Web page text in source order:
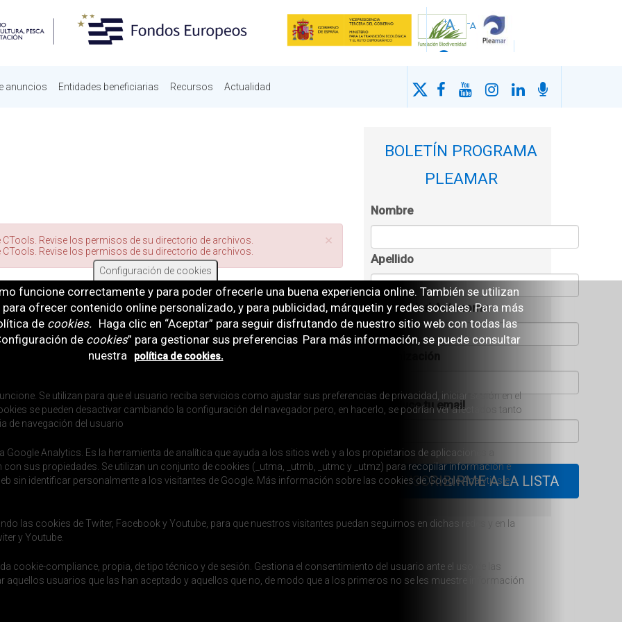
anuncios Entidades beneficiarias Recursos Actualidad
×
Revise los permisos de su directorio de archivos.
Revise los permisos de su directorio de archivos.
y resultados).
BOLETÍN PROGRAMA
PLEAMAR
Nombre
Apellido
Comunidad Autonoma
Introduce tu email
Configuración de cookies
funcione correctamente y para poder ofrecerle una buena experiencia online. También se utilizan
ofrecer contenido online personalizado, y para publicidad, márquetin y redes sociales. Para más
de cookies. Haga clic en “Aceptar” para seguir disfrutando de nuestro sitio web con todas las
de cookies” para gestionar sus preferencias Para más información, se puede consultar
nuestra
política de cookies.
Se utilizan para que el usuario reciba servicios como ajustar sus preferencias de privacidad, iniciar sesión en el
se pueden desactivar cambiando la configuración del navegador pero, en hacerlo, se podrían ver afectados tanto
de navegación del usuario
Google Analytics. Es la herramienta de analítica que ayuda a los sitios web y a los propietarios de aplicaciones a
sus propiedades. Se utilizan un conjunto de cookies (_utma, _utmb, _utmc y _utmz) para recopilar información e
sin identificar personalmente a los visitantes de Google. Más información sobre las cookies de Google Analytics e
las cookies de Twiter, Facebook y Youtube, para que nuestros visitantes puedan seguirnos en dichas redes y en la
y Youtube.
cookie-compliance, propia, de tipo técnico y de sesión. Gestiona el consentimiento del usuario ante el uso de las
aquellos usuarios que las han aceptado y aquellos que no, de modo que a los primeros no se les muestre información